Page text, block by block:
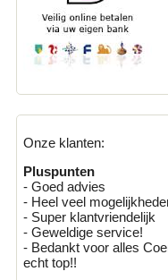
Onze klanten:
Pluspunten
- Goed advies
- Heel veel
- Super klantvriendelijk
- Geweldige service!
- Bedankt voor alles
echt top!!